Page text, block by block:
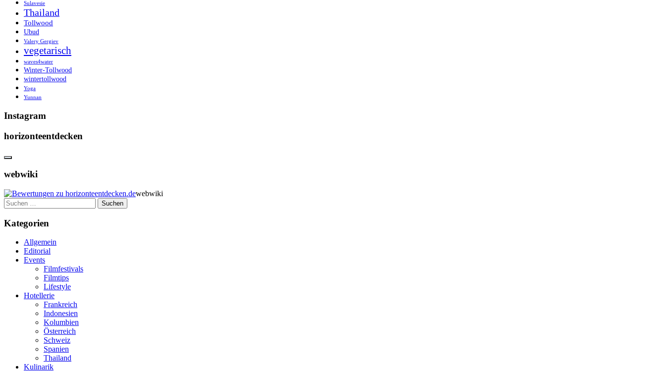
Sulavesie
Thailand
Tollwood
Ubud
Valery Gergiev
vegetarisch
waves4water
Winter-Tollwood
wintertollwood
Yoga
Yunnan
Instagram
horizonteentdecken
webwiki
webwiki
Suchen
nach:
Kategorien
Allgemein
Editorial
Events
Filmfestivals
Filmtips
Lifestyle
Hotellerie
Frankreich
Indonesien
Kolumbien
Österreich
Schweiz
Spanien
Thailand
Kulinarik